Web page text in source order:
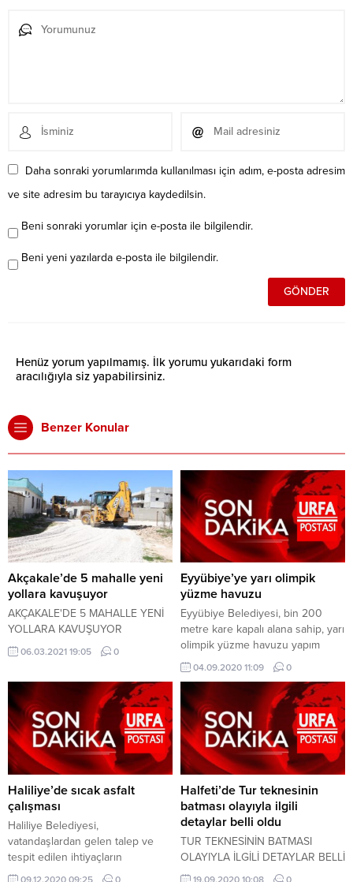
Daha sonraki yorumlarımda kullanılması için adım, e-posta adresim
ve site adresim bu tarayıcıya kaydedilsin.
Beni sonraki yorumlar için e-posta ile bilgilendir.
Beni yeni yazılarda e-posta ile bilgilendir.
Henüz yorum yapılmamış. İlk yorumu yukarıdaki form
aracılığıyla siz yapabilirsiniz.
Benzer Konular
Akçakale’de 5 mahalle yeni
yollara kavuşuyor
AKÇAKALE'DE 5 MAHALLE YENİ
YOLLARA KAVUŞUYOR
06.03.2021 19:05 0
Eyyübiye’ye yarı olimpik
yüzme havuzu
Eyyübiye Belediyesi, bin 200
metre kare kapalı alana sahip, yarı
olimpik yüzme havuzu yapım
çalışmaları için ihale ilanına çıktı.
04.09.2020 11:09 0
Haliliye’de sıcak asfalt
çalışması
Haliliye Belediyesi,
vatandaşlardan gelen talep ve
tespit edilen ihtiyaçların
çözümüne ilişkin yürüttüğü
09.12.2020 09:25 0
Halfeti’de Tur teknesinin
batması olayıyla ilgili
detaylar belli oldu
TUR TEKNESİNİN BATMASI
OLAYIYLA İLGİLİ DETAYLAR BELLİ
OLDU19.09.2020 10:08 0